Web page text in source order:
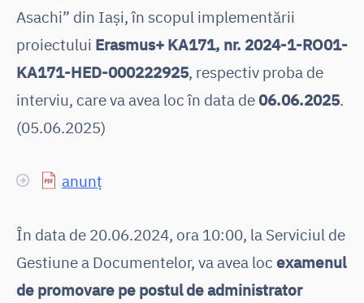
Asachi” din Iași, în scopul implementării
proiectului Erasmus+ KA171, nr. 2024-1-RO01-
KA171-HED-000222925, respectiv proba de
interviu, care va avea loc în data de 06.06.2025.
(05.06.2025)
anunț
În data de 20.06.2024, ora 10:00, la Serviciul de
Gestiune a Documentelor, va avea loc examenul
de promovare pe postul de administrator